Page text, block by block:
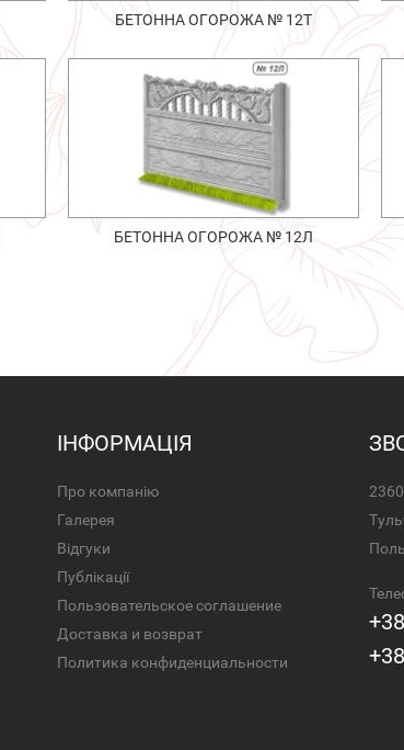
БЕТОННА ОГОРОЖА № 12Т
БЕТОННА ОГОРОЖА № 12Л
ІНФОРМАЦІЯ
Про компанію
Галерея
Відгуки
Публікації
Пользовательское соглашение
Доставка и возврат
Политика конфиденциальности